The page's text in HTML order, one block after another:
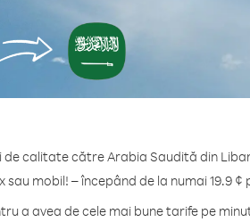
calitate către Arabia Saudită din
mobil! – începând de la numai 19.9 ¢
a avea de cele mai bune tarife pe